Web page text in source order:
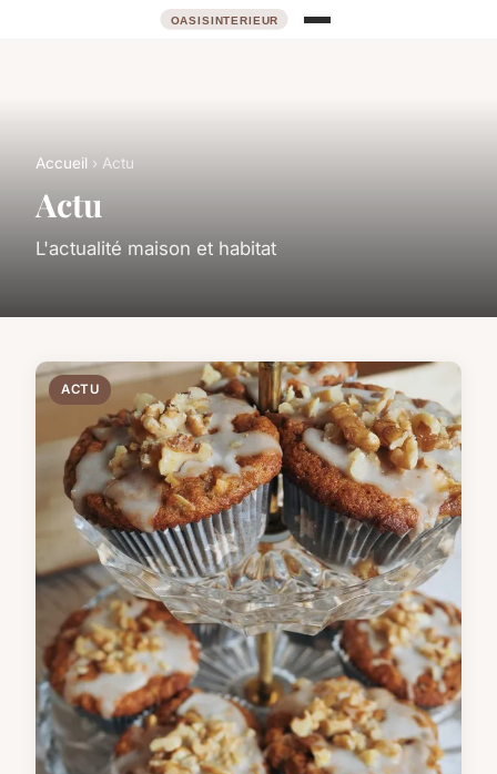
Accueil › Actu
Actu
L'actualité maison et habitat
ACTU